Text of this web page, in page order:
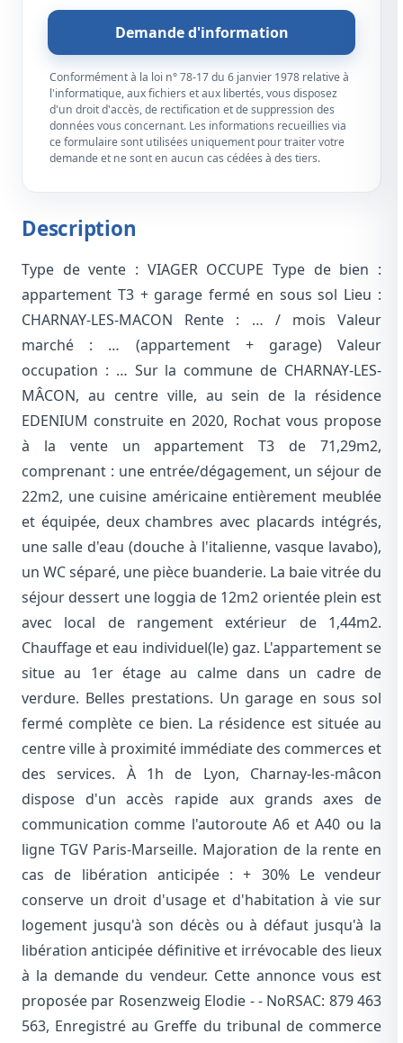
Demande d'information
Conformément à la loi n° 78-17 du 6 janvier 1978 relative à
l'informatique, aux fichiers et aux libertés, vous disposez
d'un droit d'accès, de rectification et de suppression des
données vous concernant. Les informations recueillies via
ce formulaire sont utilisées uniquement pour traiter votre
demande et ne sont en aucun cas cédées à des tiers.
Description
Type de vente : VIAGER OCCUPE Type de bien :
appartement T3 + garage fermé en sous sol Lieu :
CHARNAY-LES-MACON Rente : … / mois Valeur
marché : … (appartement + garage) Valeur
occupation : … Sur la commune de CHARNAY-LES-
MÂCON, au centre ville, au sein de la résidence
EDENIUM construite en 2020, Rochat vous propose
à la vente un appartement T3 de 71,29m2,
comprenant : une entrée/dégagement, un séjour de
22m2, une cuisine américaine entièrement meublée
et équipée, deux chambres avec placards intégrés,
une salle d'eau (douche à l'italienne, vasque lavabo),
un WC séparé, une pièce buanderie. La baie vitrée du
séjour dessert une loggia de 12m2 orientée plein est
avec local de rangement extérieur de 1,44m2.
Chauffage et eau individuel(le) gaz. L'appartement se
situe au 1er étage au calme dans un cadre de
verdure. Belles prestations. Un garage en sous sol
fermé complète ce bien. La résidence est située au
centre ville à proximité immédiate des commerces et
des services. À 1h de Lyon, Charnay-les-mâcon
dispose d'un accès rapide aux grands axes de
communication comme l'autoroute A6 et A40 ou la
ligne TGV Paris-Marseille. Majoration de la rente en
cas de libération anticipée : + 30% Le vendeur
conserve un droit d'usage et d'habitation à vie sur
logement jusqu'à son décès ou à défaut jusqu'à la
libération anticipée définitive et irrévocable des lieux
à la demande du vendeur. Cette annonce vous est
proposée par Rosenzweig Elodie - - NoRSAC: 879 463
563, Enregistré au Greffe du tribunal de commerce